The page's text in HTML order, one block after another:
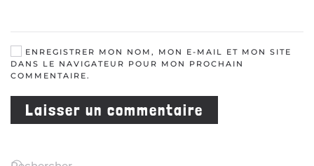
ENREGISTRER MON NOM, MON E-MAIL ET MON SITE
DANS LE NAVIGATEUR POUR MON PROCHAIN
COMMENTAIRE.
Laisser un commentaire